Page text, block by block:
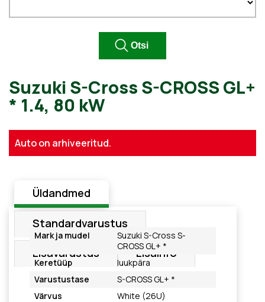
Suzuki S-Cross S-CROSS
Auto on arhiveeritud.
Üldandmed
Standardvarustus
Lisavarustus Lisainfo
Mark ja mudel
Suzuki S-Cross S-
CROSS GL+ *
Keretüüp
luukpära
Varustustase
S-CROSS GL+ *
Värvus
White (26U)